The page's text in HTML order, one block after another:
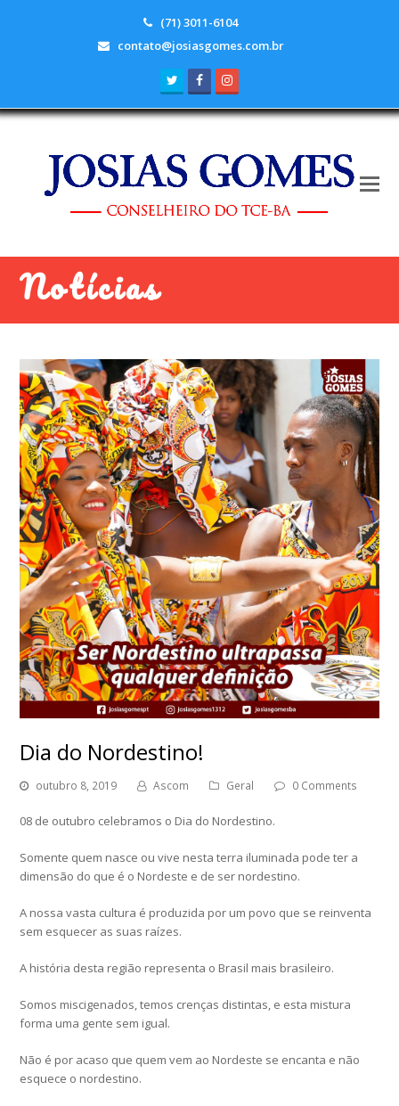
(71) 3011-6104
contato@josiasgomes.com.br
TwitterFacebook
Notícias
Dia do Nordestino!
outubro 8, 2019 Ascom Geral 0 Comments
08 de outubro celebramos o Dia do Nordestino.
Somente quem nasce ou vive nesta terra iluminada pode ter a
dimensão do que é o Nordeste e de ser nordestino.
A nossa vasta cultura é produzida por um povo que se reinventa
sem esquecer as suas raízes.
A história desta região representa o Brasil mais brasileiro.
Somos miscigenados, temos crenças distintas, e esta mistura
forma uma gente sem igual.
Não é por acaso que quem vem ao Nordeste se encanta e não
esquece o nordestino.